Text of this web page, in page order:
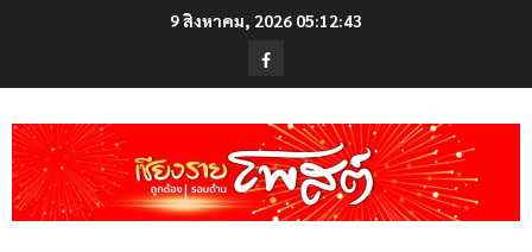
9 สิงหาคม, 2026 05:12:43
Facebook